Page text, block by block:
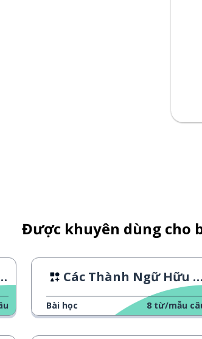
Được khuyên dùng cho
Các Thành Ngữ Hữu Ích 2
Bài học 8 từ/mẫu